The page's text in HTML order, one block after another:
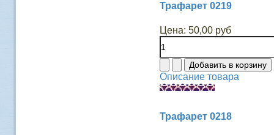
Трафарет 0219
Цена: 50,00 руб
Описание товара
Трафарет 0218